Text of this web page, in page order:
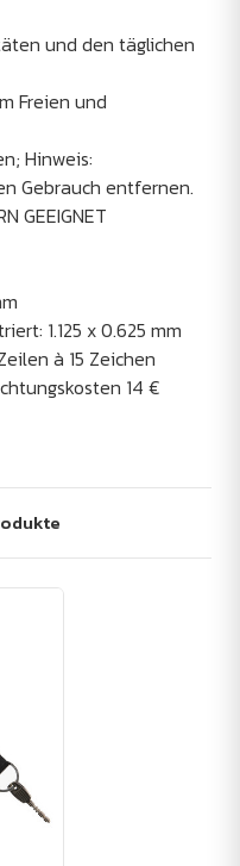
und den täglichen
Freien und
Hinweis:
Gebrauch entfernen.
GEEIGNET
1.125 x 0.625 mm
à 15 Zeichen
14 €